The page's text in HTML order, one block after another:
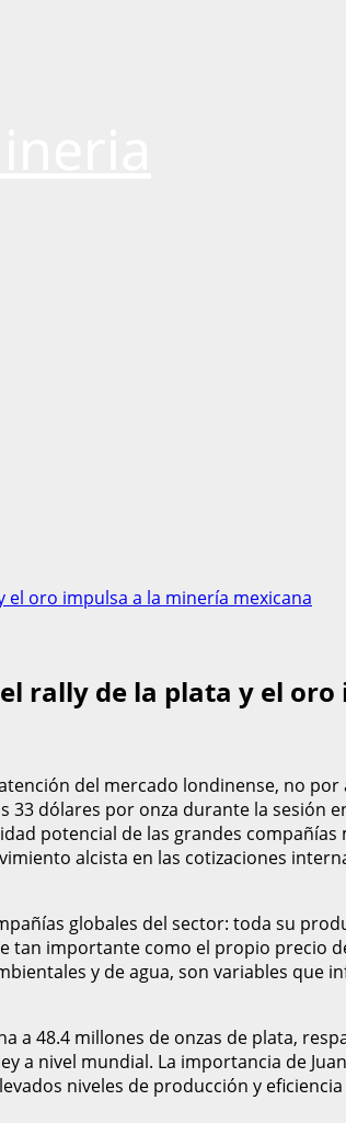
el oro impulsa a la minería mexicana
rally de la plata y el
del mercado londinense, no
dólares por onza durante la sesión
potencial de las grandes
alcista en las cotizaciones
globales del sector: toda su
importante como el propio precio
y de agua, son variables
48.4 millones de onzas de plata,
a nivel mundial. La importancia de
niveles de producción y